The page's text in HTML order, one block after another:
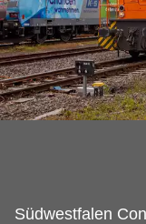
Südwestfalen